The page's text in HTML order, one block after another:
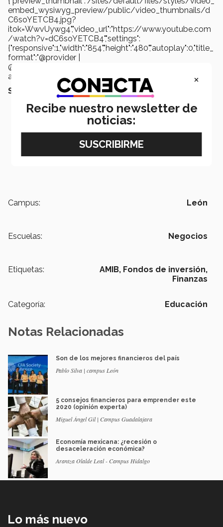
embed_wysiwyg_preview/public/video_thumbnails/d
C6soYETCB4.jpg?
itok=WwvUywg4","video_url":"https://www.youtube.com
/watch?v=dC6soYETCB4","settings":
{"responsive":1,"width":"854","height":"480","autoplay":0,"title_
format":"@provider |
@title","title_fallback":true,"loading":"lazy"},"settings_summ
ary":["Embedded Video (Adaptable)."]}
Seguro querrás leer también:
Campus: León
Escuelas: Negocios
Etiquetas: AMIB, Fondos de inversión,
Finanzas
Categoría: Educación
Notas Relacionadas
Son de los mejores financieros del país
Pablo Silva | campus León
5 consejos financieros para emprender este
2020 (opinión experta)
Miguel Ángel Gil | Campus Guadalajara
Economía mexicana: ¿recesión o
desaceleración económica?
Arantza Olalde Leal - Campus Hidalgo
Lo más nuevo
×
Recibe nuestro newsletter de
noticias: